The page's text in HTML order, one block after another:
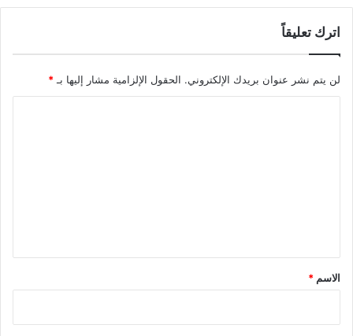
اترك تعليقاً
لن يتم نشر عنوان بريدك الإلكتروني. الحقول الإلزامية مشار إليها بـ *
*
الاسم *